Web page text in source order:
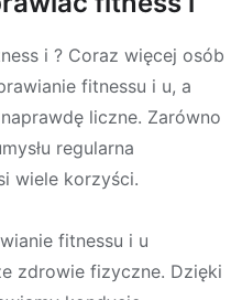
i ? Coraz więcej osób
fitnessu i u, a
liczne. Zarówno
regularna
wiele korzyści.
fitnessu i u
zdrowie fizyczne. Dzięki